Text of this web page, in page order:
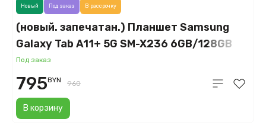
(новый. запечатан.) Планшет Samsung
Galaxy Tab A11+ 5G SM-X236 6GB/128GB
(серый)
Под заказ
В корзину
Новый Под заказ В рассрочку
795BYN 960